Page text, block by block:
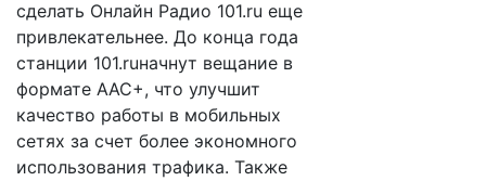
сделать Онлайн Радио 101.ru еще
привлекательнее. До конца года
станции 101.ruначнут вещание в
формате AAC+, что улучшит
качество работы в мобильных
сетях за счет более экономного
использования трафика. Также